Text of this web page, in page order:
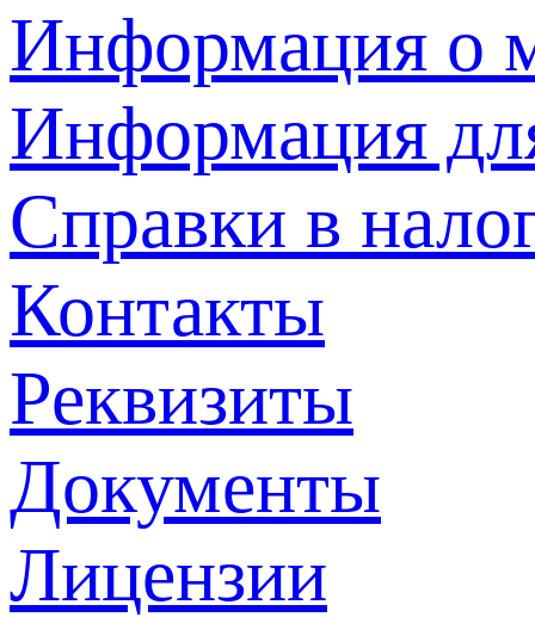
Информация о
Информация
Справки в
Контакты
Реквизиты
Документы
Лицензии